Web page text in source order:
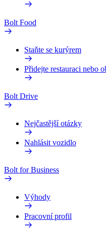
Bolt Food
Staňte se kurýrem
Přidejte restauraci nebo
Bolt Drive
Nejčastější otázky
Nahlásit vozidlo
Bolt for Business
Výhody
Pracovní profil